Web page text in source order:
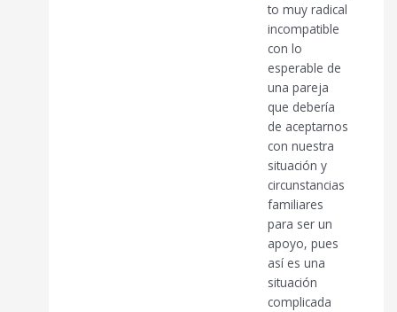
to muy radical
incompatible
con lo
esperable de
una pareja
que debería
de aceptarnos
con nuestra
situación y
circunstancias
familiares
para ser un
apoyo, pues
así es una
situación
complicada